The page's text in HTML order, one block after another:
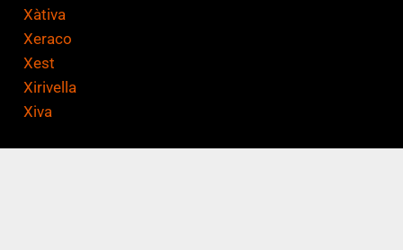
Xàtiva
Xeraco
Xest
Xirivella
Xiva